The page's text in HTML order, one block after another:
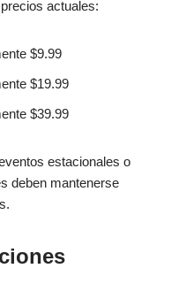
actuales:
$9.99
$19.99
$39.99
estacionales o
deben mantenerse